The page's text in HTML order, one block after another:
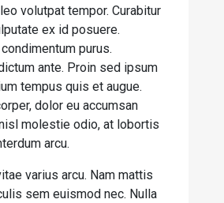
volutpat tempor. Curabitur
ex id posuere.
purus.
ante. Proin sed ipsum
tempus quis et augue.
dolor eu accumsan
molestie odio, at lobortis
arcu.
varius arcu. Nam mattis
sem euismod nec. Nulla